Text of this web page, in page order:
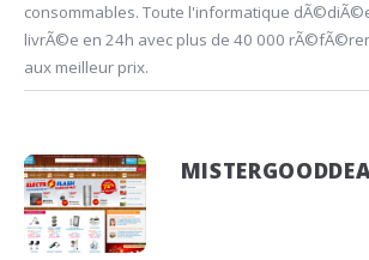
consommables. Toute l'informatique
livrÃ©e en 24h avec plus de 40 000
aux meilleur prix.